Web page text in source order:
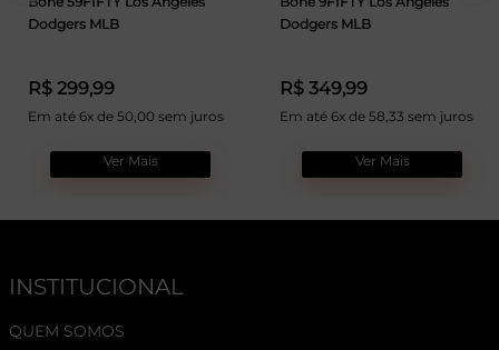
Dodgers MLB
R$ 299,99
Em até 6x de 50,00 sem juros
Ver Mais
Dodgers MLB
R$ 349,99
Em até 6x de 58,33 sem juros
Ver Mais
INSTITUCIONAL
QUEM SOMOS